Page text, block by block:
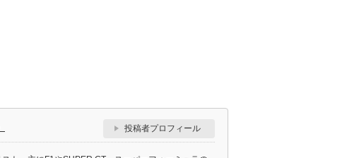
投稿者プロフィール